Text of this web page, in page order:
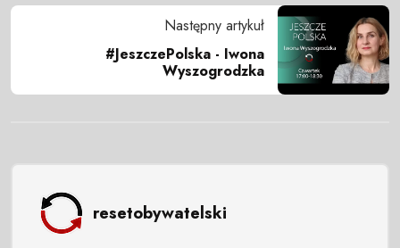
Następny artykuł
#JeszczePolska - Iwona
Wyszogrodzka
resetobywatelski